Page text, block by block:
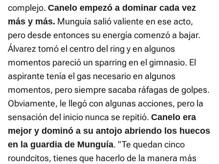
complejo. Canelo empezó a dominar cada vez
más y más. Munguía salió valiente en ese acto,
pero desde entonces su energía comenzó a bajar.
Álvarez tomó el centro del ring y en algunos
momentos pareció un sparring en el gimnasio. El
aspirante tenía el gas necesario en algunos
momentos, pero siempre sacaba ráfagas de golpes.
Obviamente, le llegó con algunas acciones, pero la
sensación del inicio nunca se repitió. Canelo era
mejor y dominó a su antojo abriendo los huecos
en la guardia de Munguía. "Te quedan cinco
roundcitos, tienes que hacerlo de la manera más